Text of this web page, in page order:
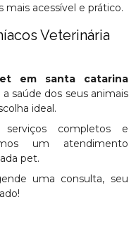
acessível e prático.
Veterinária
em santa catarina
saúde dos seus animais
ideal.
completos e
um atendimento
pet.
uma consulta, seu